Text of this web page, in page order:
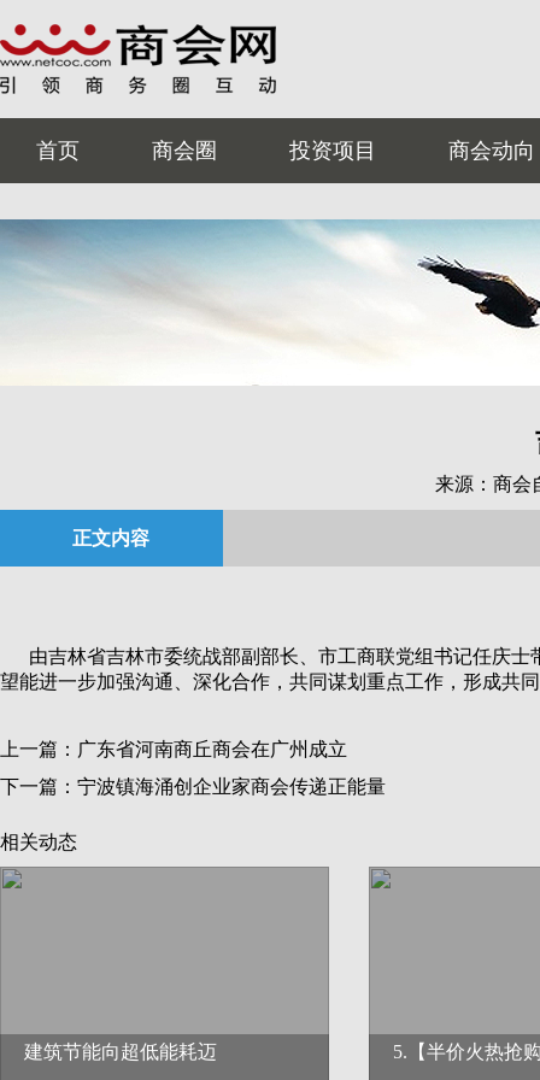
首页 商会圈 投资项目 商会动向
来源：商会
正文内容
由吉林省吉林市委统战部副部长、市工商联党组书记任庆士
望能进一步加强沟通、深化合作，共同谋划重点工作，形成共
上一篇： 广东省河南商丘商会在广州成立
下一篇： 宁波镇海涌创企业家商会传递正能量
相关动态
建筑节能向超低能耗迈 5.【半价火热抢